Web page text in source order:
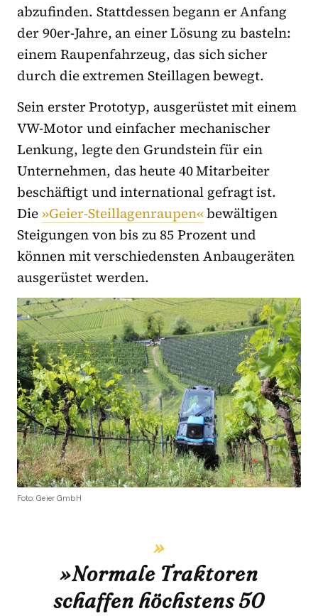
abzufinden. Stattdessen begann er Anfang
der 90er-Jahre, an einer Lösung zu basteln:
einem Raupenfahrzeug, das sich sicher
durch die extremen Steillagen bewegt.
Sein erster Prototyp, ausgerüstet mit einem
VW-Motor und einfacher mechanischer
Lenkung, legte den Grundstein für ein
Unternehmen, das heute 40 Mitarbeiter
beschäftigt und international gefragt ist.
Die»Geier-Steillagenraupen«bewältigen
Steigungen von bis zu 85 Prozent und
können mit verschiedensten Anbaugeräten
ausgerüstet werden.
Foto: Geier GmbH
»Normale Traktoren
schaffen höchstens 50